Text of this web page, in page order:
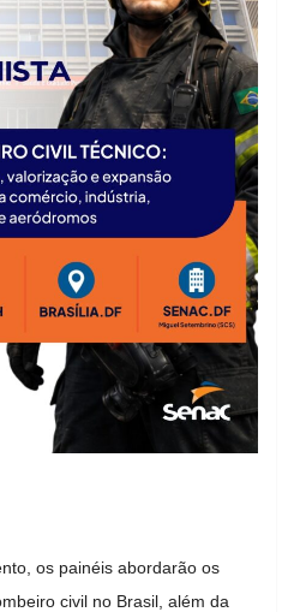
os painéis abordarão os
civil no Brasil, além da